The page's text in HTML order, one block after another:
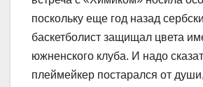
поскольку еще год назад
баскетболист защищал цвета
южненского клуба. И надо
плеймейкер постарался от